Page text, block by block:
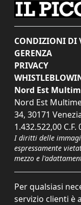
CONDIZIONI DI
GERENZA
PRIVACY
Nord Est
Nord Est
34, 30171
1.432.522,00 C.F.
I diritti delle
espressamente
mezzo e
Per qualsiasi
servizio clienti è